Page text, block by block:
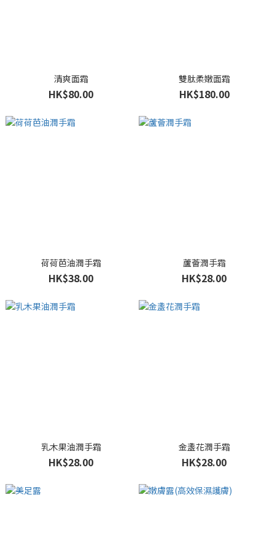
清爽面霜
HK$80.00
雙肽柔嫩面霜
HK$180.00
荷荷芭油潤手霜
HK$38.00
蘆薈潤手霜
HK$28.00
乳木果油潤手霜
HK$28.00
金盞花潤手霜
HK$28.00